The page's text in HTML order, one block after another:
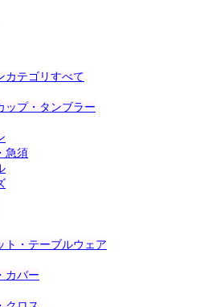
カテゴリすべて
ップ・タンブラー
急須
ト・テーブルウェア
カバー